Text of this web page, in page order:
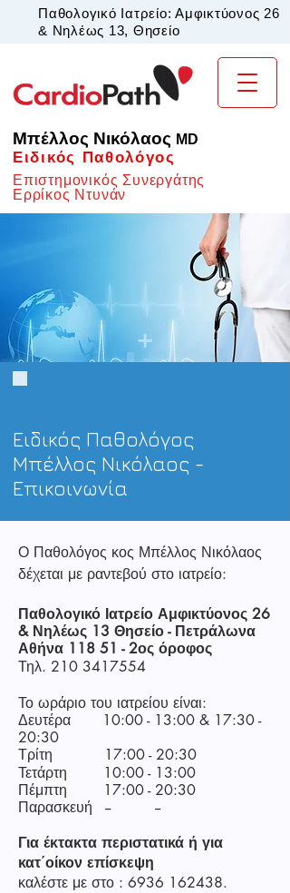
Παθολογικό Ιατρείο: Αμφικτύονος 26
& Νηλέως 13, Θησείο
Μπέλλος Νικόλαος MD
Ειδικός Παθολόγος
Επιστημονικός Συνεργάτης
Ερρίκος Ντυνάν
Ειδικός Παθολόγος
Μπέλλος Νικόλαος -
Επικοινωνία
Ο Παθολόγος κος Μπέλλος Νικόλαος
δέχεται με ραντεβού στο ιατρείο:
Παθολογικό Ιατρείο Αμφικτύονος 26
& Νηλέως 13 Θησείο - Πετράλωνα
Αθήνα 118 51 - 2ος όροφος
Τηλ. 210 3417554
Το ωράριο του ιατρείου είναι:
Δευτέρα 10:00 - 13:00 & 17:30 -
20:30
Τρίτη
17:00 - 20:30
Τετάρτη 10:00 - 13:00
Πέμπτη 17:00 - 20:30
Παρασκευή -- --
Για έκτακτα περιστατικά ή για
κατ΄οίκον επίσκεψη
καλέστε με στο : 6936 162438.